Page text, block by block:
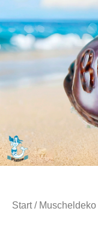
Start/ Muscheldeko